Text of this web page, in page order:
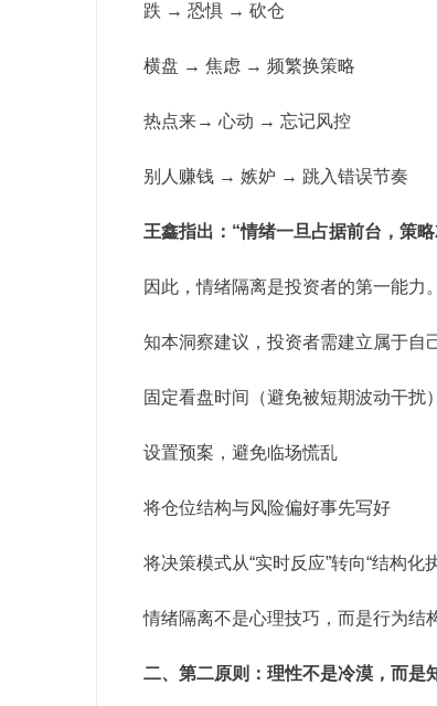
跌 → 恐惧 → 砍仓
横盘 → 焦虑 → 频繁换策略
热点来→ 心动 → 忘记风控
别人赚钱 → 嫉妒 → 跳入错误节奏
王鑫指出：“情绪一旦占据前台，策
因此，情绪隔离是投资者的第一能力
知本洞察建议，投资者需建立属于自
固定看盘时间（避免被短期波动干扰）
设置预案，避免临场慌乱
将仓位结构与风险偏好事先写好
将决策模式从“实时反应”转向“结构化
情绪隔离不是心理技巧，而是行为结
二、第二原则：理性不是冷漠，而是